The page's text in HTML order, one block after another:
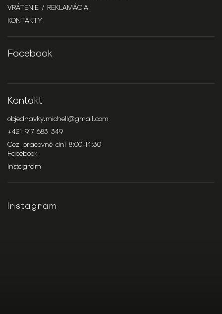
VRÁTENIE / REKLAMÁCIA
KONTAKTY
Facebook
Kontakt
objednavky.michell@gmail.com
+421 917 683 349
Cez pracovné dni 8:00-14:30
Facebook
Instagram
Instagram